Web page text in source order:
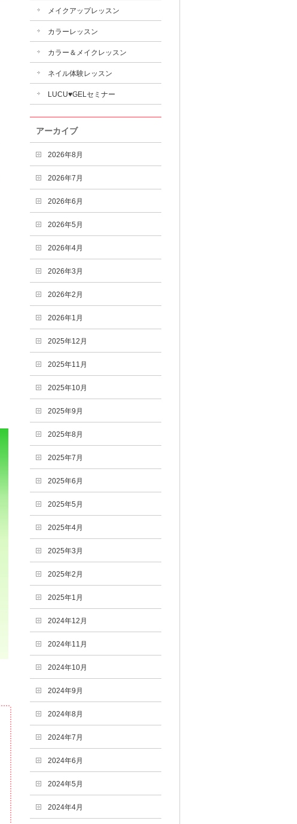
メイクアップレッスン
カラーレッスン
カラー＆メイクレッスン
ネイル体験レッスン
LUCU♥GELセミナー
アーカイブ
2026年8月
2026年7月
2026年6月
2026年5月
2026年4月
2026年3月
2026年2月
2026年1月
2025年12月
2025年11月
2025年10月
2025年9月
2025年8月
2025年7月
2025年6月
2025年5月
2025年4月
2025年3月
2025年2月
2025年1月
2024年12月
2024年11月
2024年10月
2024年9月
2024年8月
2024年7月
2024年6月
2024年5月
2024年4月